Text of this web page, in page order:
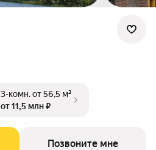
3-комн.от 56,5 м²
от 11,5 млн ₽
Позвоните мне